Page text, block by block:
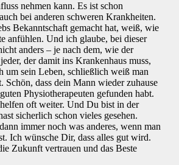
nehmen kann. Es ist schon
bei anderen schweren Krankheiten.
Bekanntschaft gemacht hat, weiß, wie
anfühlen. Und ich glaube, bei dieser
anders – je nach dem, wie der
der damit ins Krankenhaus muss,
um sein Leben, schließlich weiß man
Schön, dass dein Mann wieder zuhause
Physiotherapeuten gefunden habt.
oft weiter. Und Du bist in der
sicherlich schon vieles gesehen.
immer noch was anderes, wenn man
Ich wünsche Dir, dass alles gut wird.
Zukunft vertrauen und das Beste